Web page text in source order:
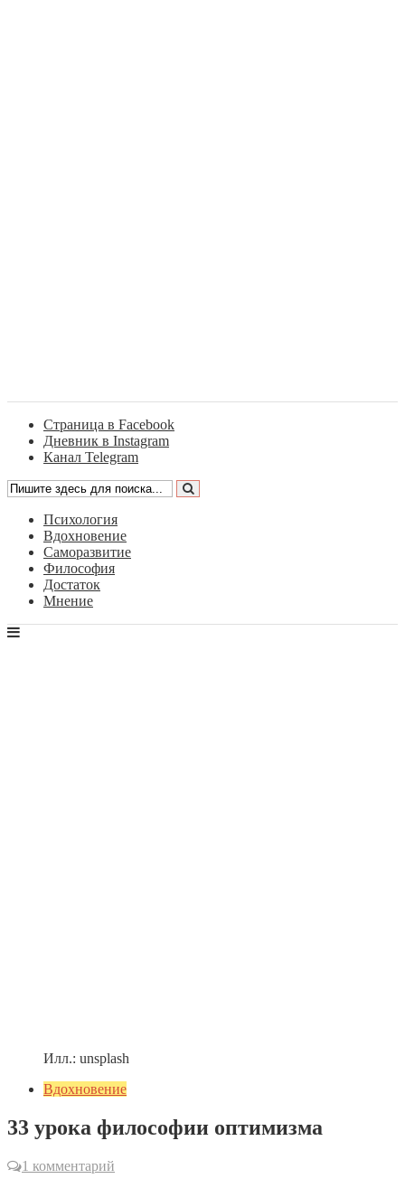
Страница в Facebook
Дневник в Instagram
Канал Telegram
Психология
Вдохновение
Саморазвитие
Философия
Достаток
Мнение
Илл.: unsplash
Вдохновение
33 урока философии оптимизма
1 комментарий